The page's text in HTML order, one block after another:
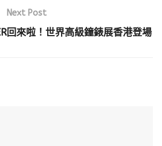
Next Post
回來啦！世界高級鐘錶展香港登場